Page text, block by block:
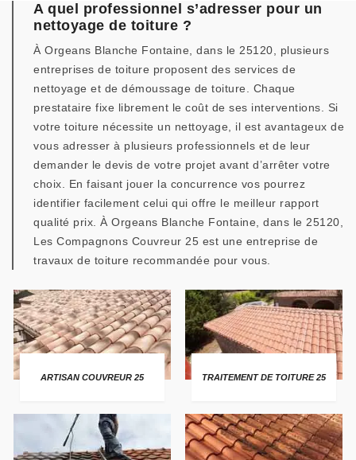
A quel professionnel s’adresser pour un
nettoyage de toiture ?
À Orgeans Blanche Fontaine, dans le 25120, plusieurs
entreprises de toiture proposent des services de
nettoyage et de démoussage de toiture. Chaque
prestataire fixe librement le coût de ses interventions. Si
votre toiture nécessite un nettoyage, il est avantageux de
vous adresser à plusieurs professionnels et de leur
demander le devis de votre projet avant d’arrêter votre
choix. En faisant jouer la concurrence vos pourrez
identifier facilement celui qui offre le meilleur rapport
qualité prix. À Orgeans Blanche Fontaine, dans le 25120,
Les Compagnons Couvreur 25 est une entreprise de
travaux de toiture recommandée pour vous.
ARTISAN COUVREUR 25 TRAITEMENT DE TOITURE 25